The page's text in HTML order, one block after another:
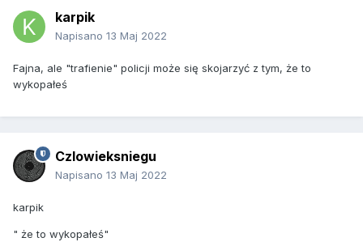
karpik
Napisano 13 Maj 2022
Fajna, ale "trafienie" policji może się skojarzyć z tym, że to
wykopałeś
Czlowieksniegu
Napisano 13 Maj 2022
karpik
" że to wykopałeś"